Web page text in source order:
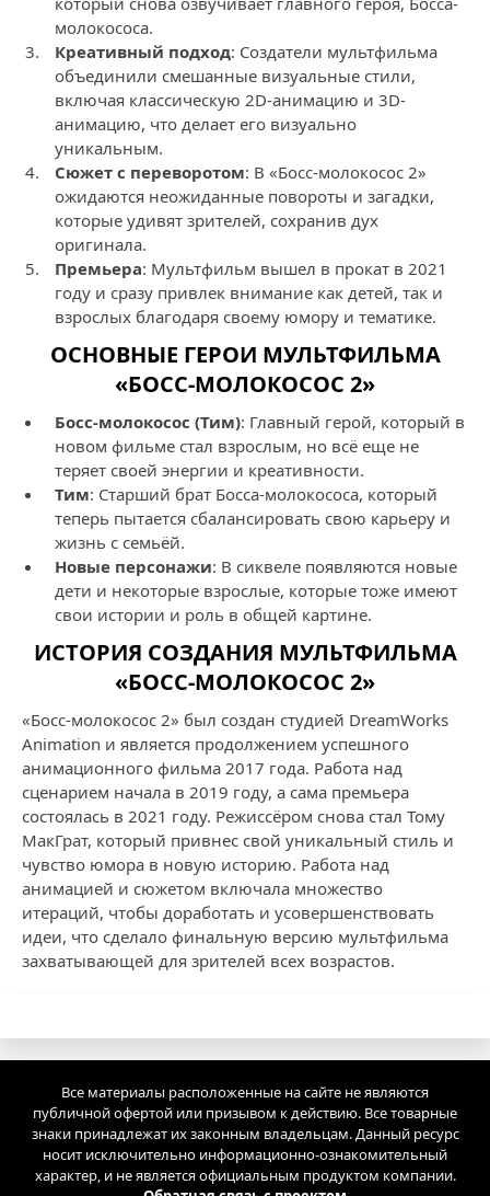
молокососа.
Креативный подход: Создатели мультфильма
объединили смешанные визуальные стили,
включая классическую 2D-анимацию и 3D-
анимацию, что делает его визуально
уникальным.
Сюжет с переворотом: В «Босс-молокосос 2»
ожидаются неожиданные повороты и загадки,
которые удивят зрителей, сохранив дух
оригинала.
Премьера: Мультфильм вышел в прокат в 2021
году и сразу привлек внимание как детей, так и
взрослых благодаря своему юмору и тематике.
ОСНОВНЫЕ ГЕРОИ МУЛЬТФИЛЬМА
«БОСС-МОЛОКОСОС 2»
Босс-молокосос (Тим): Главный герой, который в
новом фильме стал взрослым, но всё еще не
теряет своей энергии и креативности.
Тим: Старший брат Босса-молокососа, который
теперь пытается сбалансировать свою карьеру и
жизнь с семьёй.
Новые персонажи: В сиквеле появляются новые
дети и некоторые взрослые, которые тоже имеют
свои истории и роль в общей картине.
ИСТОРИЯ СОЗДАНИЯ МУЛЬТФИЛЬМА
«БОСС-МОЛОКОСОС 2»
«Босс-молокосос 2» был создан студией DreamWorks
Animation и является продолжением успешного
анимационного фильма 2017 года. Работа над
сценарием начала в 2019 году, а сама премьера
состоялась в 2021 году. Режиссёром снова стал Тому
МакГрат, который привнес свой уникальный стиль и
чувство юмора в новую историю. Работа над
анимацией и сюжетом включала множество
итераций, чтобы доработать и усовершенствовать
идеи, что сделало финальную версию мультфильма
захватывающей для зрителей всех возрастов.
Все материалы расположенные на сайте не являются
публичной офертой или призывом к действию. Все товарные
знаки принадлежат их законным владельцам. Данный ресурс
носит исключительно информационно-ознакомительный
характер, и не является официальным продуктом компании.